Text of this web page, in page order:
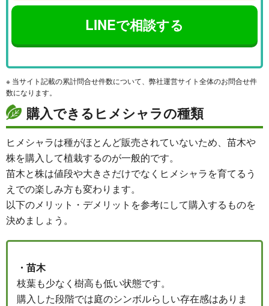
LINEで相談する
※ 当サイト記載の累計問合せ件数について、弊社運営サイト全体のお問合せ件
数になります。
購入できるヒメシャラの種類
ヒメシャラは種がほとんど販売されていないため、苗木や
株を購入して植栽するのが一般的です。
苗木と株は値段や大きさだけでなくヒメシャラを育てるう
えでの楽しみ方も変わります。
以下のメリット・デメリットを参考にして購入するものを
決めましょう。
・苗木
枝葉も少なく樹高も低い状態です。
購入した段階では庭のシンボルらしい存在感はありま